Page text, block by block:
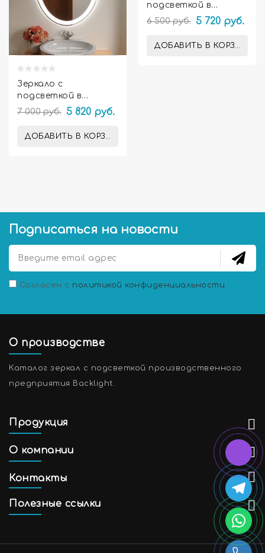
Зеркало с
подсветкой в
ванную комнату
7 000 руб. 5 820 руб.
ДОБАВИТЬ В КОРЗИНУ
подсветкой в
ванную комнату
6 500 руб. 5 720 руб.
ДОБАВИТЬ В КОРЗИНУ
Подписаться на новости
Согласен с политикой конфиденциальности
О производстве
Каталог зеркал с подсветкой производственного
предприятия Backlight.
Продукция
О компании
Контакты
Полезные ссылки